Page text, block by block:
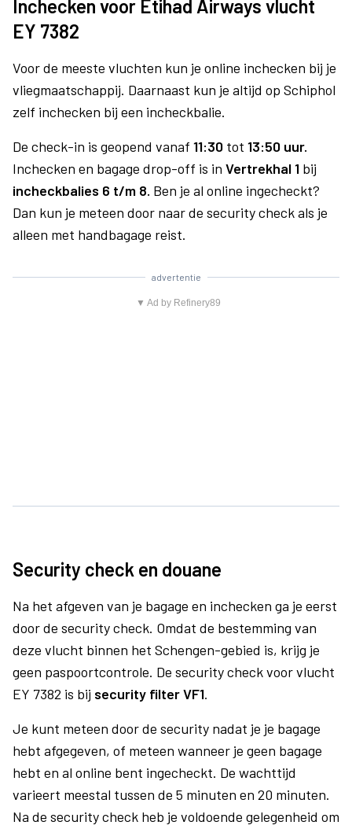
Inchecken voor Etihad Airways vlucht
EY 7382
Voor de meeste vluchten kun je online inchecken bij je
vliegmaatschappij. Daarnaast kun je altijd op Schiphol
zelf inchecken bij een incheckbalie.
De check-in is geopend vanaf 11:30 tot 13:50 uur.
Inchecken en bagage drop-off is in Vertrekhal 1 bij
incheckbalies 6 t/m 8. Ben je al online ingecheckt?
Dan kun je meteen door naar de security check als je
alleen met handbagage reist.
advertentie
▼ Ad by Refinery89
Security check en douane
Na het afgeven van je bagage en inchecken ga je eerst
door de security check. Omdat de bestemming van
deze vlucht binnen het Schengen-gebied is, krijg je
geen paspoortcontrole. De security check voor vlucht
EY 7382 is bij security filter VF1.
Je kunt meteen door de security nadat je je bagage
hebt afgegeven, of meteen wanneer je geen bagage
hebt en al online bent ingecheckt. De wachttijd
varieert meestal tussen de 5 minuten en 20 minuten.
Na de security check heb je voldoende gelegenheid om